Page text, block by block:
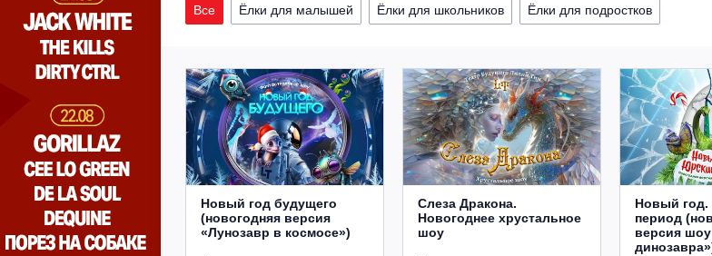
Все Ёлки для малышей Ёлки для школьников Ёлки для подростков
Новый год будущего
(новогодняя версия
«Лунозавр в космосе»)
Слеза Дракона.
Новогоднее хрустальное
шоу
Новый
период
версия